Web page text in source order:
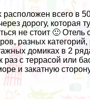
расположен всего в
дорогу, которая
не стоит 🙂 Отель
разных
домиках в 2
раз с террасой или
и закатную